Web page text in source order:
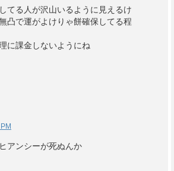
てる人が沢山いるように見えるけ
凸で運がよけりゃ餅確保してる程
に課金しないようにね
アンシーが死ぬんか